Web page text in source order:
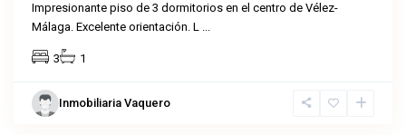
Impresionante piso de 3 dormitorios en el centro de Vélez-
Málaga. Excelente orientación. L ...
3 1
Inmobiliaria Vaquero